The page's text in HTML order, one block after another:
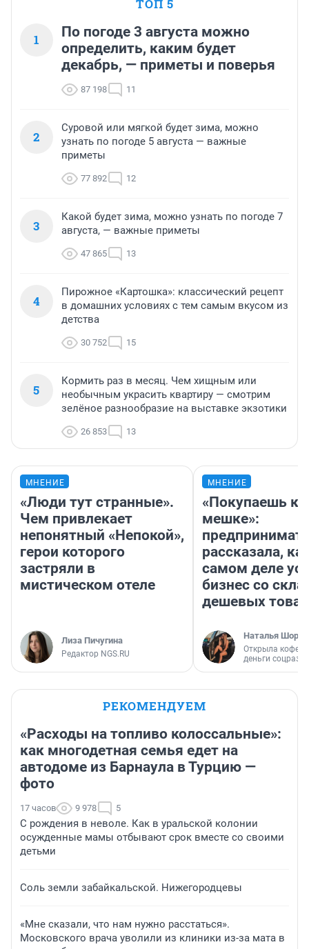
ТОП 5
1
По погоде 3 августа можно
определить, каким будет
декабрь, — приметы и поверья
87 198 11
2
Суровой или мягкой будет зима, можно
узнать по погоде 5 августа — важные
приметы
77 892 12
3
Какой будет зима, можно узнать по погоде 7
августа, — важные приметы
47 865 13
4
Пирожное «Картошка»: классический рецепт
в домашних условиях с тем самым вкусом из
детства
30 752 15
5
Кормить раз в месяц. Чем хищным или
необычным украсить квартиру — смотрим
зелёное разнообразие на выставке экзотики
26 853 13
МНЕНИЕ
«Люди тут странные».
Чем привлекает
непонятный «Непокой»,
герои которого
застряли в
мистическом отеле
Лиза Пичугина
Редактор NGS.RU
МНЕНИЕ
«Покупаешь
мешке»:
рассказала,
самом деле
бизнес со
дешевых
Наталья
Открыла
деньги
РЕКОМЕНДУЕМ
«Расходы на топливо колоссальные»:
как многодетная семья едет на
автодоме из Барнаула в Турцию —
фото
17 часов 9 978 5
С рождения в неволе. Как в уральской колонии
осужденные мамы отбывают срок вместе со своими
детьми
Соль земли забайкальской. Нижегородцевы
«Мне сказали, что нам нужно расстаться».
Московского врача уволили из клиники из-за мата в